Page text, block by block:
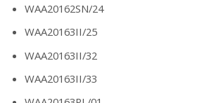
WAA20162SN/24
WAA20163II/25
WAA20163II/32
WAA20163II/33